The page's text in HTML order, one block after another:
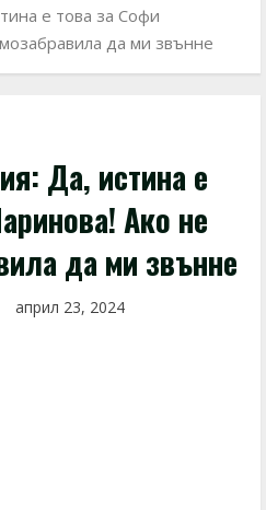
е това за Софи
да ми звънне
Да, истина е
Ако не
да ми звънне
април 23, 2024